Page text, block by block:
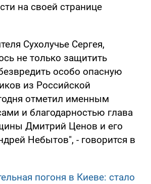
на своей странице
Сухолучье Сергея,
не только защитить
особо опасную
из Российской
отметил именным
и благодарностью глава
Дмитрий Ценов и его
Небытов", - говорится в
погоня в Киеве: стало